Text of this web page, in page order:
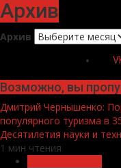
Архив
Архив
Возможно, вы
Дмитрий Чернышенко:
популярного туризма в
Десятилетия науки и
1 мин чтения